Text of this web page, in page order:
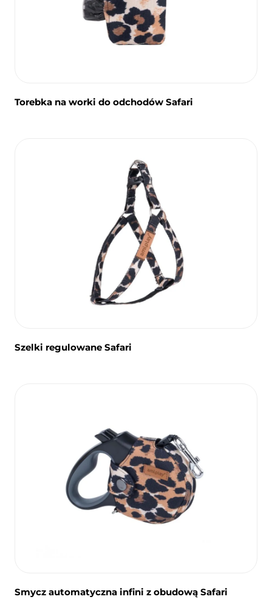
Torebka na worki do odchodów Safari
Szelki regulowane Safari
Smycz automatyczna infini z obudową Safari